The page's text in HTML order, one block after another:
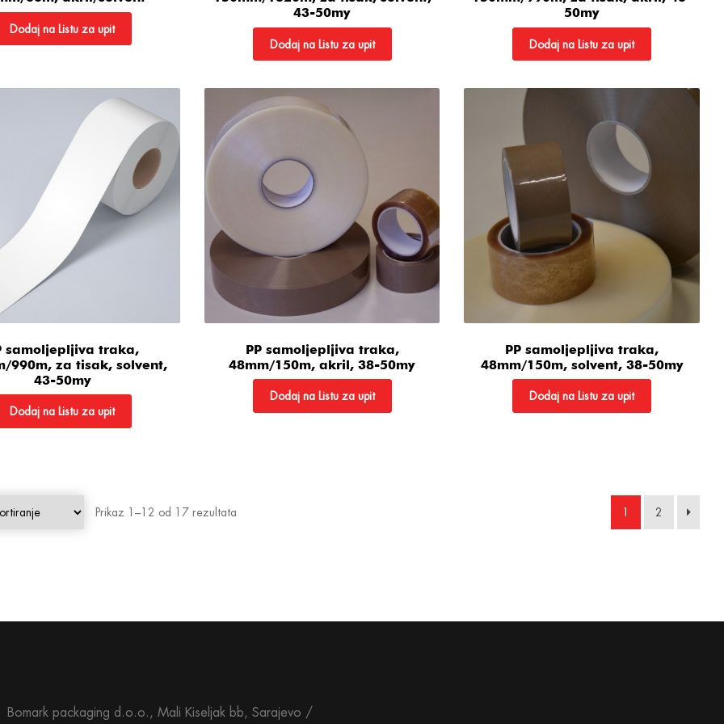
Dodaj na Listu za upit
43-50my
Dodaj na Listu za upit
50my
Dodaj na Listu za upit
samoljepljiva traka,
990m, za tisak, solvent,
43-50my
Dodaj na Listu za upit
PP samoljepljiva traka,
48mm/150m, akril, 38-50my
Dodaj na Listu za upit
PP samoljepljiva traka,
48mm/150m, solvent, 38-50my
Dodaj na Listu za upit
Prikaz 1–12 od 17 rezultata 1 2
Bomark packaging d.o.o., Mali Kiseljak bb, Sarajevo /